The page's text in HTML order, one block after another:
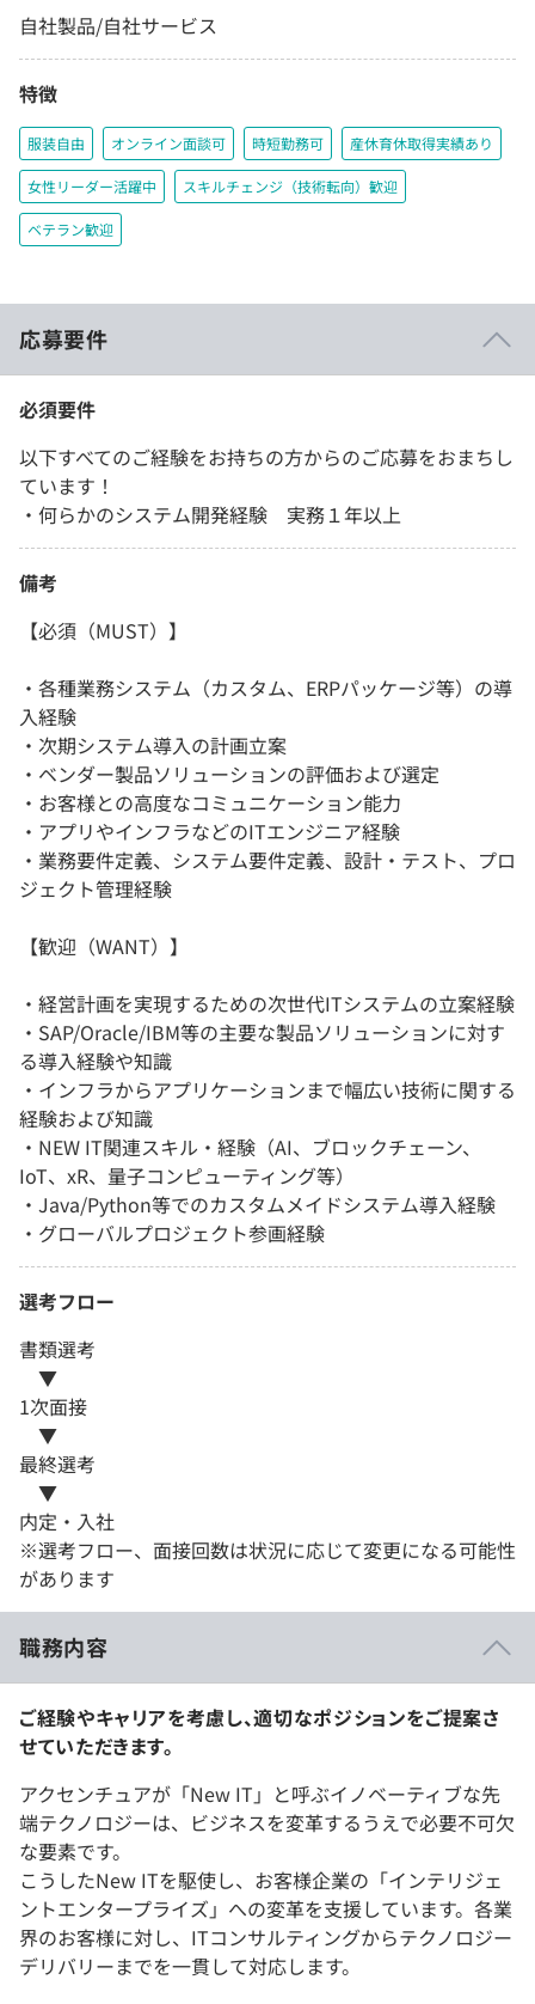
自社製品/自社サービス
特徴
服装自由 オンライン面談可 時短勤務可 産休育休取得実績あり
女性リーダー活躍中 スキルチェンジ（技術転向）歓迎
ベテラン歓迎
応募要件
必須要件
以下すべてのご経験をお持ちの方からのご応募をおまちし
ています！
・何らかのシステム開発経験 実務１年以上
備考
【必須（MUST）】
・各種業務システム（カスタム、ERPパッケージ等）の導
入経験
・次期システム導入の計画立案
・ベンダー製品ソリューションの評価および選定
・お客様との高度なコミュニケーション能力
・アプリやインフラなどのITエンジニア経験
・業務要件定義、システム要件定義、設計・テスト、プロ
ジェクト管理経験
【歓迎（WANT）】
・経営計画を実現するための次世代ITシステムの立案経験
・SAP/Oracle/IBM等の主要な製品ソリューションに対す
る導入経験や知識
・インフラからアプリケーションまで幅広い技術に関する
経験および知識
・NEW IT関連スキル・経験（AI、ブロックチェーン、
IoT、xR、量子コンピューティング等）
・Java/Python等でのカスタムメイドシステム導入経験
・グローバルプロジェクト参画経験
選考フロー
書類選考
▼
1次面接
▼
最終選考
▼
内定・入社
※選考フロー、面接回数は状況に応じて変更になる可能性
があります
職務内容
ご経験やキャリアを考慮し、適切なポジションをご提案さ
せていただきます。
アクセンチュアが「New IT」と呼ぶイノベーティブな先
端テクノロジーは、ビジネスを変革するうえで必要不可欠
な要素です。
こうしたNew ITを駆使し、お客様企業の「インテリジェ
ントエンタープライズ」への変革を支援しています。各業
界のお客様に対し、ITコンサルティングからテクノロジー
デリバリーまでを一貫して対応します。